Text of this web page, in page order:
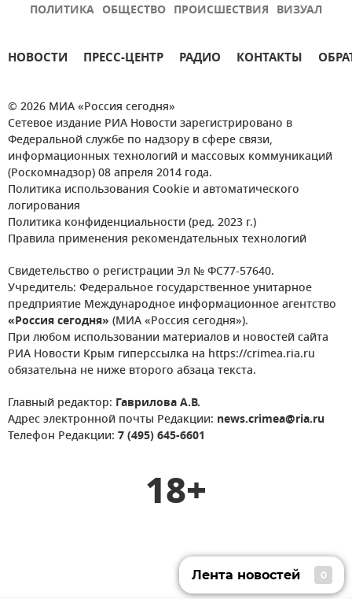
ПОЛИТИКА ОБЩЕСТВО ПРОИСШЕСТВИЯ ВИЗУАЛ
НОВОСТИ ПРЕСС-ЦЕНТР РАДИО КОНТАКТЫ
© 2026 МИА «Россия сегодня»
Сетевое издание РИА Новости зарегистрировано в
Федеральной службе по надзору в сфере связи,
информационных технологий и массовых коммуникаций
(Роскомнадзор) 08 апреля 2014 года.
Политика использования Cookie и автоматического
логирования
Политика конфиденциальности (ред. 2023 г.)
Правила применения рекомендательных технологий
Свидетельство о регистрации Эл № ФС77-57640.
Учредитель: Федеральное государственное унитарное
предприятие Международное информационное агентство
«Россия сегодня» (МИА «Россия сегодня»).
При любом использовании материалов и новостей сайта
РИА Новости Крым гиперссылка на https://crimea.ria.ru
обязательна не ниже второго абзаца текста.
Главный редактор: Гаврилова А.В.
Адрес электронной почты Редакции: news.crimea@ria.ru
Телефон Редакции: 7 (495) 645-6601
18+
Лента новостей 0